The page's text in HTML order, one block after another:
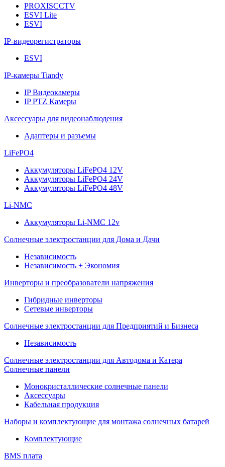
PROXISCCTV
ESVI Lite
ESVI
IP-видеорегистраторы
ESVI
IP-камеры Tiandy
IP Видеокамеры
IP PTZ Камеры
Аксессуары для видеонаблюдения
Адаптеры и разъемы
LiFePO4
Аккумуляторы LiFePO4 12V
Аккумуляторы LiFePO4 24V
Аккумуляторы LiFePO4 48V
Li-NMC
Аккумуляторы Li-NMC 12v
Солнечные электростанции для Дома и Дачи
Независимость
Независимость + Экономия
Инверторы и преобразователи напряжения
Гибридные инверторы
Сетевые инверторы
Солнечные электростанции для Предприятий и Бизнеса
Независимость
Солнечные электростанции для Автодома и Катера
Солнечные панели
Монокристаллические солнечные панели
Аксессуары
Кабельная продукция
Наборы и комплектующие для монтажа солнечных батарей
Комплектующие
BMS плата